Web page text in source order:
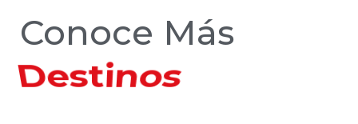
Conoce Más
Hoteles